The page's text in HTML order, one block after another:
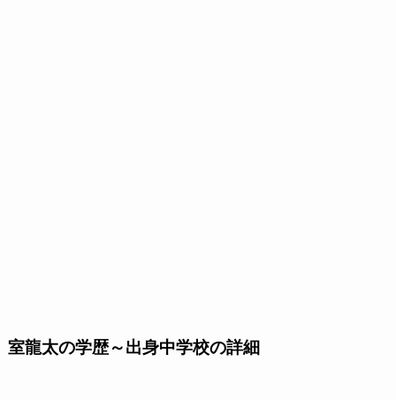
室龍太の学歴～出身中学校の詳細